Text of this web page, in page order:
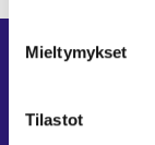
Mieltymykset
Tilastot
Oikopolut